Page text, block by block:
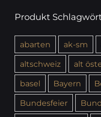
Produkt
abarten ak-sm
altschweiz
alt
basel
Bayern
Bundesfeier